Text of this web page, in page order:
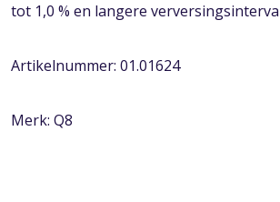
tot 1,0 % en langere
Artikelnummer: 01.01624
Merk: Q8